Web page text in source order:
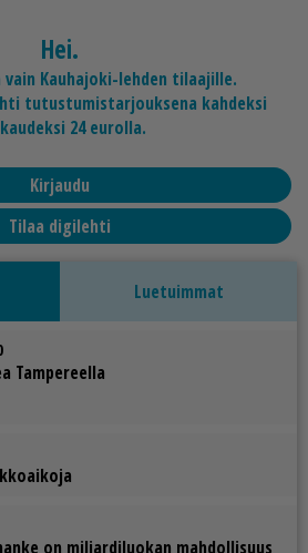
Hei.
vain Kauhajoki-lehden tilaajille.
tutustumistarjouksena kahdeksi
24 eurolla.
Kirjaudu
Tilaa digilehti
Luetuimmat
Tam­pe­reel­la
on mil­jar­di­luo­kan mah­dol­li­suus